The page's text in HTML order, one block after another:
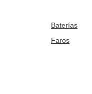
Baterías
Faros